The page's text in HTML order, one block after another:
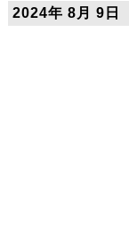
2024年 8月 9日